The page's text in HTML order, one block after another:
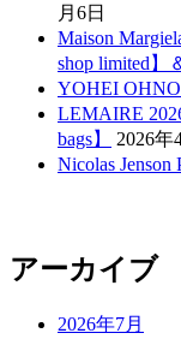
月6日
Maison
shop limited】
YOHEI
LEMAIRE
bags】
2026年
Nicolas Jenson
アーカイブ
2026年7月